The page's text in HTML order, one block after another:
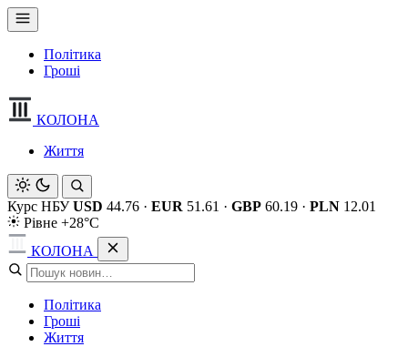
Політика
Гроші
КОЛОНА
Життя
Курс НБУ USD 44.76 · EUR 51.61 · GBP 60.19 · PLN 12.01
Рівне +28°C
КОЛОНА
Політика
Гроші
Життя